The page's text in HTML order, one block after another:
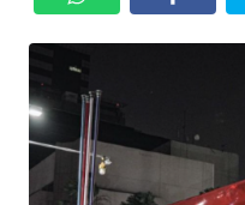
EKUIN
SAINS-TEKNO
KESEHATAN